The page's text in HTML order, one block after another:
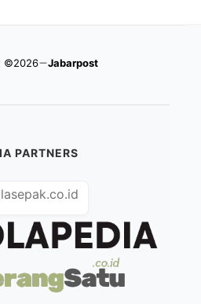
©2026 Jabarpost
PARTNERS